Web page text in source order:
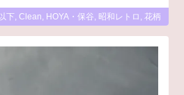
下 ,Clean HOYA・保谷 昭和レトロ ,花柄